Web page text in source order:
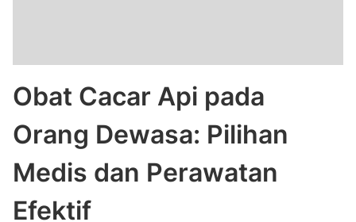
Obat Cacar Api pada
Orang Dewasa: Pilihan
Medis dan Perawatan
Efektif